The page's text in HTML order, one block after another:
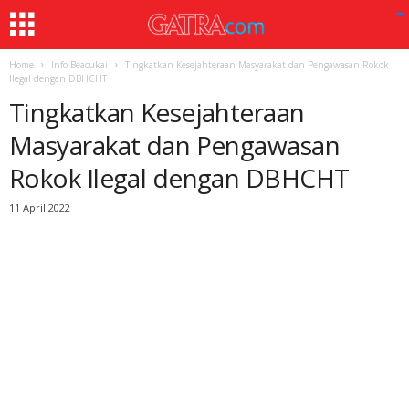
Home Info Beacukai
Tingkatkan Kesejahteraan Masyarakat dan Pengawasan Rokok
Ilegal dengan DBHCHT
Tingkatkan Kesejahteraan
Masyarakat dan Pengawasan
Rokok Ilegal dengan DBHCHT
11 April 2022